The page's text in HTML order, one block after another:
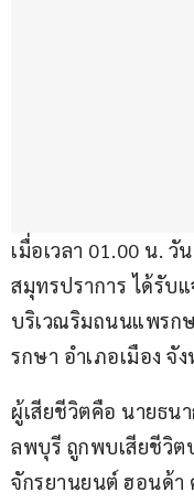
เมื่อเวลา 01.00 น. วั
สมุทรปราการ ได้รับ
บริเวณริมถนนแพรก
รกษา อำเภอเมือง จั
ผู้เสียชีวิตคือ นายธน
ลพบุรี ถูกพบเสียชีวิ
จักรยานยนต์ ฮอนด้า